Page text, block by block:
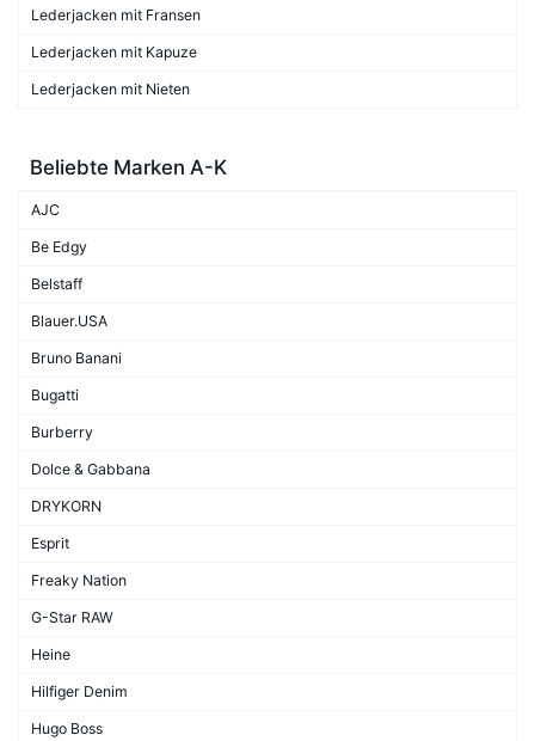
Lederjacken mit Fransen
Lederjacken mit Kapuze
Lederjacken mit Nieten
Beliebte Marken A-K
AJC
Be Edgy
Belstaff
Blauer.USA
Bruno Banani
Bugatti
Burberry
Dolce & Gabbana
DRYKORN
Esprit
Freaky Nation
G-Star RAW
Heine
Hilfiger Denim
Hugo Boss